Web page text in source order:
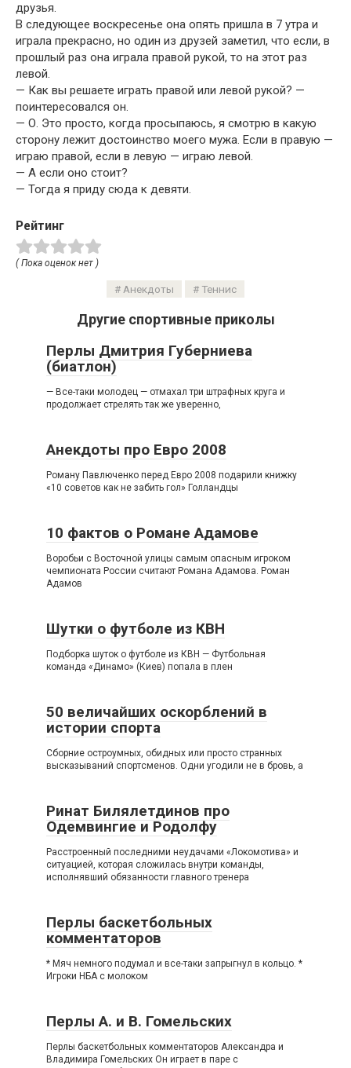
друзья.
В следующее воскресенье она опять пришла в 7 утра и
играла прекрасно, но один из друзей заметил, что если, в
прошлый раз она играла правой рукой, то на этот раз
левой.
— Как вы решаете играть правой или левой рукой? —
поинтересовался он.
— О. Это просто, когда просыпаюсь, я смотрю в какую
сторону лежит достоинство моего мужа. Если в правую —
играю правой, если в левую — играю левой.
— А если оно стоит?
— Тогда я приду сюда к девяти.
Рейтинг
( Пока оценок нет )
Анекдоты Теннис
Другие спортивные приколы
Перлы Дмитрия Губерниева
(биатлон)
— Все-таки молодец — отмахал три штрафных круга и
продолжает стрелять так же уверенно,
Анекдоты про Евро 2008
Роману Павлюченко перед Евро 2008 подарили книжку
«10 советов как не забить гол» Голландцы
10 фактов о Романе Адамове
Воробьи с Восточной улицы самым опасным игроком
чемпионата России считают Романа Адамова. Роман
Адамов
Шутки о футболе из КВН
Подборка шуток о футболе из КВН — Футбольная
команда «Динамо» (Киев) попала в плен
50 величайших оскорблений в
истории спорта
Сборние остроумных, обидных или просто странных
высказываний спортсменов. Одни угодили не в бровь, а
Ринат Билялетдинов про
Одемвингие и Родолфу
Расстроенный последними неудачами «Локомотива» и
ситуацией, которая сложилась внутри команды,
исполнявший обязанности главного тренера
Перлы баскетбольных
комментаторов
* Мяч немного подумал и все-таки запрыгнул в кольцо. *
Игроки НБА с молоком
Перлы А. и В. Гомельских
Перлы баскетбольных комментаторов Александра и
Владимира Гомельских Он играет в паре с